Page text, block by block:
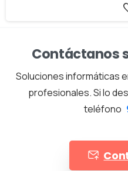
Contáctanos
Soluciones informáticas
profesionales. Si lo
teléfono